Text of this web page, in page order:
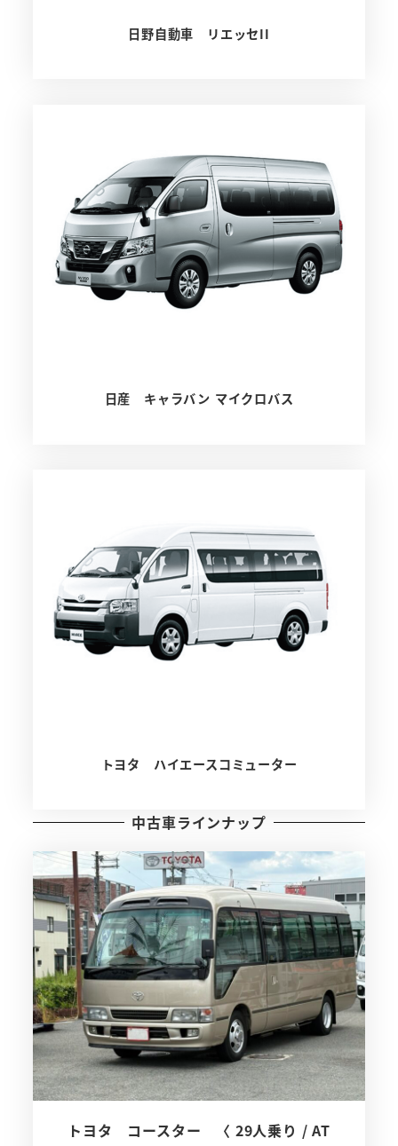
日野自動車 リエッセII
日産 キャラバン マイクロバス
トヨタ ハイエースコミューター
中古車ラインナップ
トヨタ コースター 〈 29人乗り / AT